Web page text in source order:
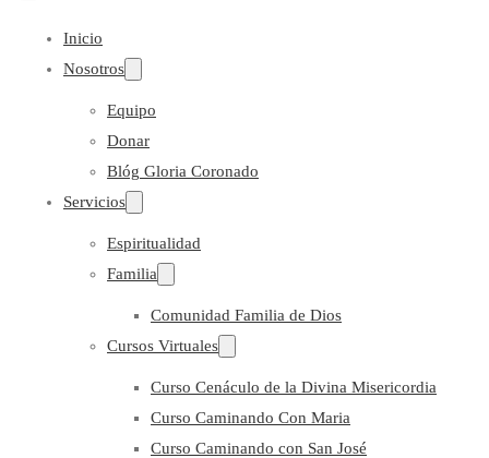
Inicio
Nosotros
Equipo
Donar
Blóg Gloria Coronado
Servicios
Espiritualidad
Familia
Comunidad Familia de Dios
Cursos Virtuales
Curso Cenáculo de la Divina Misericordia
Curso Caminando Con Maria
Curso Caminando con San José